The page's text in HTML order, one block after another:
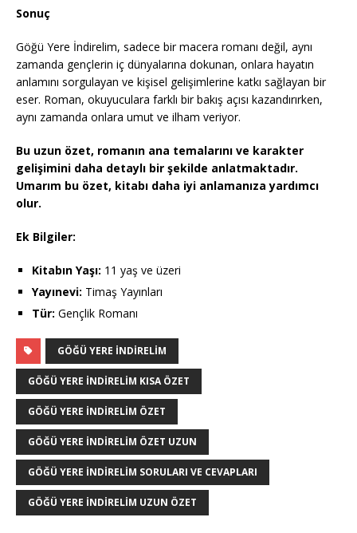
Sonuç
Göğü Yere İndirelim, sadece bir macera romanı değil, aynı
zamanda gençlerin iç dünyalarına dokunan, onlara hayatın
anlamını sorgulayan ve kişisel gelişimlerine katkı sağlayan bir
eser. Roman, okuyuculara farklı bir bakış açısı kazandırırken,
aynı zamanda onlara umut ve ilham veriyor.
Bu uzun özet, romanın ana temalarını ve karakter
gelişimini daha detaylı bir şekilde anlatmaktadır.
Umarım bu özet, kitabı daha iyi anlamanıza yardımcı
olur.
Ek Bilgiler:
Kitabın Yaşı: 11 yaş ve üzeri
Yayınevi: Timaş Yayınları
Tür: Gençlik Romanı
GÖĞÜ YERE İNDIRELIM
GÖĞÜ YERE İNDIRELIM KISA ÖZET
GÖĞÜ YERE İNDIRELIM ÖZET
GÖĞÜ YERE INDIRELIM ÖZET UZUN
GÖĞÜ YERE INDIRELIM SORULARI VE CEVAPLARI
GÖĞÜ YERE İNDIRELIM UZUN ÖZET